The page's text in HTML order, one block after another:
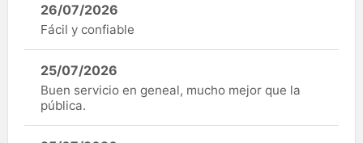
26/07/2026
Fácil y confiable
25/07/2026
Buen servicio en geneal, mucho mejor que la
pública.